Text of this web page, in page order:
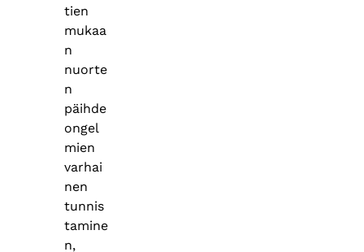
tien
mukaa
n
nuorte
n
päihde
ongel
mien
varhai
nen
tunnis
tamine
n,